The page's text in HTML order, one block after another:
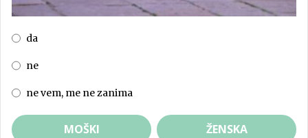
da
ne
ne vem, me ne zanima
MOŠKI ŽENSKA